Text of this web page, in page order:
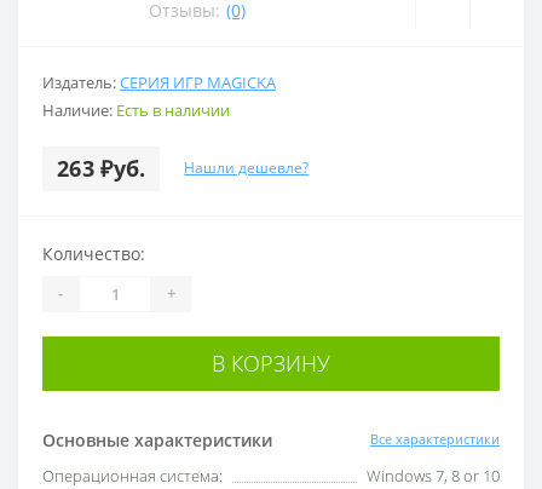
Отзывы: (0)
Издатель:СЕРИЯ ИГР MAGICKA
Наличие: Есть в наличии
263 ₽уб. Нашли дешевле?
Основные характеристики Все характеристики
Операционная система:
Windows 7, 8 or 10
Количество:
- +
В КОРЗИНУ